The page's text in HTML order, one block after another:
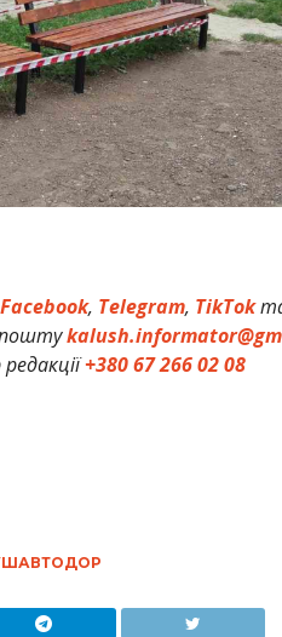
Facebook, Telegram, TikTok
пошту
+380 67 266 02 08